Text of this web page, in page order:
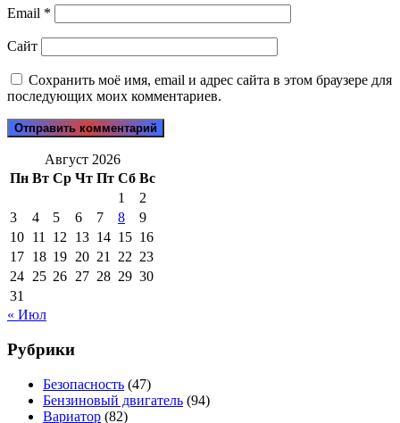
Email *
Сайт
Сохранить моё имя, email и адрес сайта в этом браузере для
последующих моих комментариев.
Август 2026
Пн Вт Ср Чт Пт Сб Вс
1
2
3
4 5 6 7 8
9
10 11 12 13 14 15 16
17 18 19 20 21 22 23
24 25 26 27 28 29 30
31
« Июл
Рубрики
Безопасность (47)
Бензиновый двигатель (94)
Вариатор (82)